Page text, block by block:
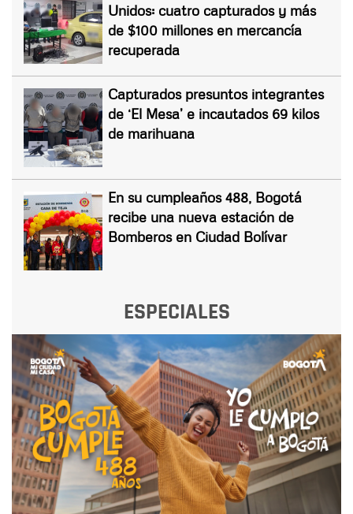
Unidos: cuatro capturados y más
de $100 millones en mercancía
recuperada
Capturados presuntos integrantes
de ‘El Mesa’ e incautados 69 kilos
de marihuana
En su cumpleaños 488, Bogotá
recibe una nueva estación de
Bomberos en Ciudad Bolívar
ESPECIALES